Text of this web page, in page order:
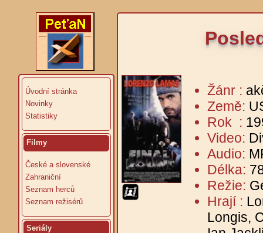
Úvodní stránka
Novinky
Statistiky
Filmy
České a slovenské
Zahraniční
Seznam herců
Seznam režisérů
Seriály
Žánr :
Země:
Rok :
Video:
Audio:
Délka:
Režie:
Hrají :
Longis,